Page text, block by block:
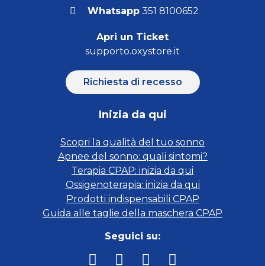
Whatsapp351 8100652
Apri un Ticket
supporto.oxystore.it
Richiesta di recesso
Inizia da qui
Scopri la qualità del tuo sonno
Apnee del sonno: quali sintomi?
Terapia CPAP: inizia da qui
Ossigenoterapia: inizia da qui
Prodotti indispensabili CPAP
Guida alle taglie della maschera CPAP
Seguici su: